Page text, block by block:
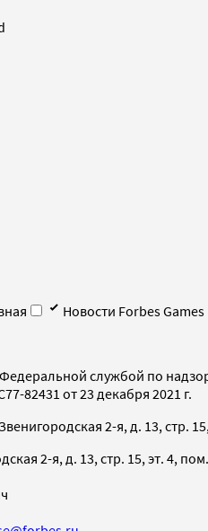
Новости Forbes Games
службой по
82431 от 23 декабря 2021 г.
2-я, д. 13, стр.
2-я, д. 13, стр. 15, эт. 4,